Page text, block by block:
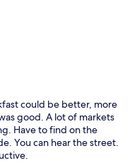
could be better, more
good. A lot of markets
Have to find on the
You can hear the street.